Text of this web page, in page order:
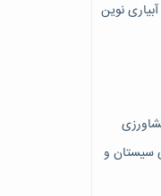
نوین
سیستان و